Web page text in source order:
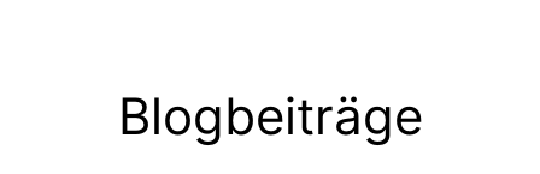
Blogbeiträge